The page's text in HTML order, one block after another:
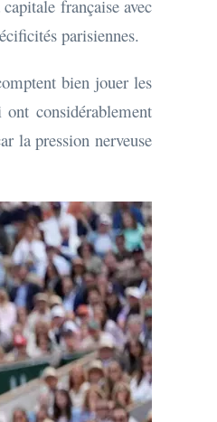
française avec
parisiennes.
bien jouer les
considérablement
la pression nerveuse